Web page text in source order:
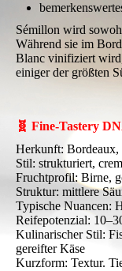
Sémillon wird
Während sie im
Blanc vinifiziert
einiger der größten
🧬 Fine-Tastery
Herkunft: Bordeaux,
Stil: strukturiert,
Fruchtprofil: Birne,
Struktur: mittlere
Typische Nuancen:
Reifepotenzial:
Kulinarischer Stil:
gereifter Käse
Kurzform: Textur.